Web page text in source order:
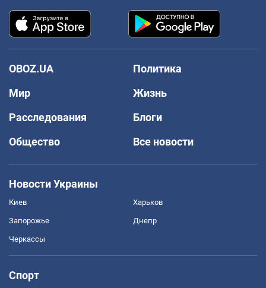
OBOZ.UA
Политика
Мир
Жизнь
Расследования
Блоги
Общество
Все новости
Новости Украины
Киев Харьков
Запорожье Днепр
Черкассы
Спорт